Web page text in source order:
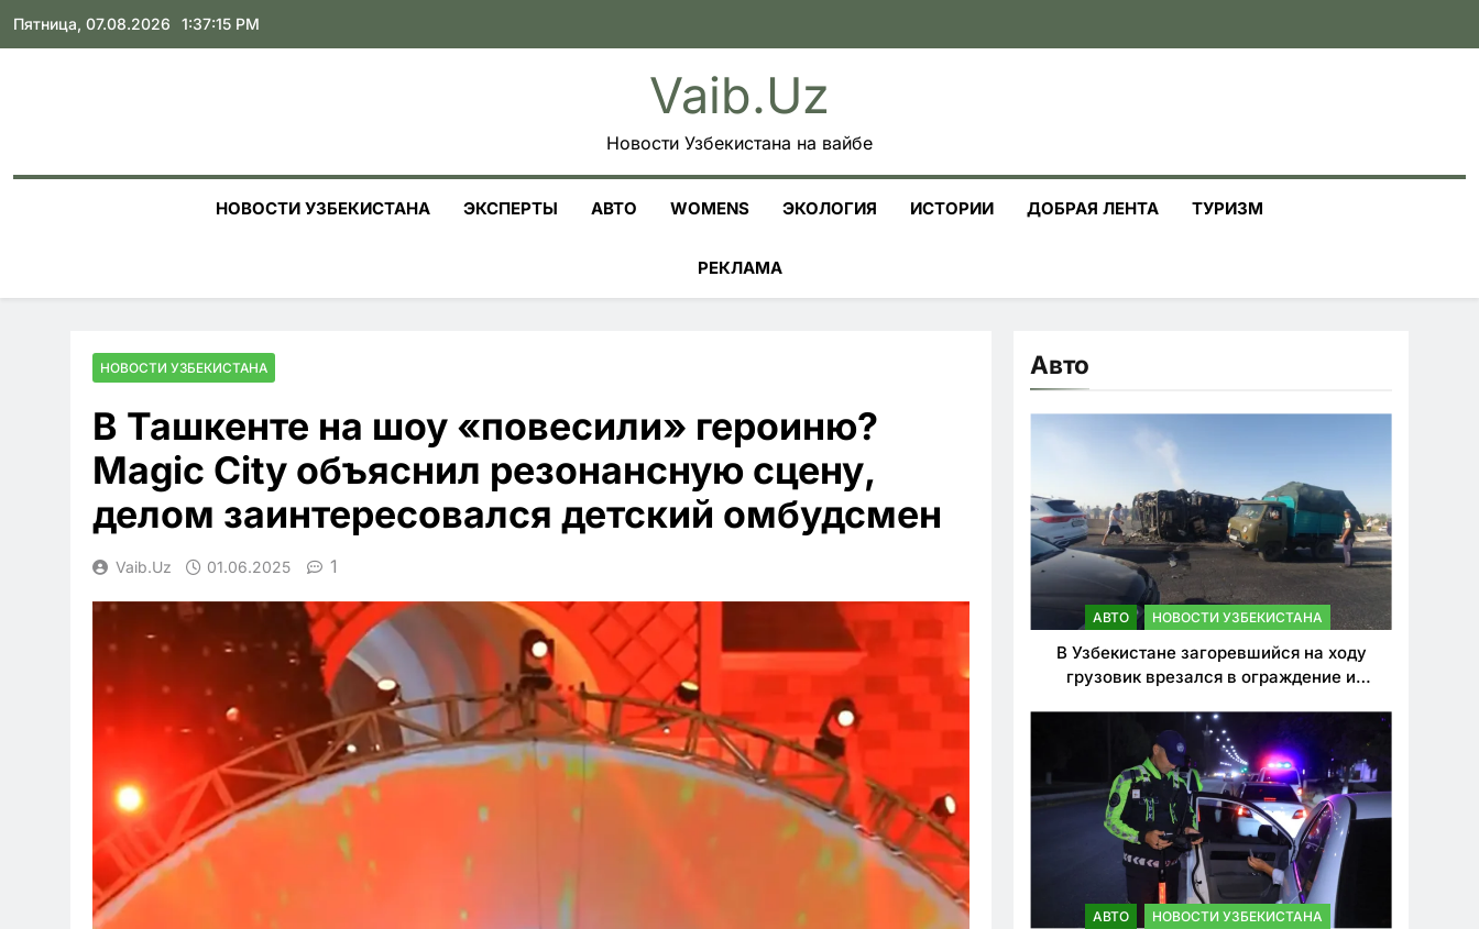
Skip
Пятница, 07.08.2026 1:37:16 PM
Vaib.uz
Новости Узбекистана на вайбе
НОВОСТИ УЗБЕКИСТАНА ЭКСПЕРТЫ АВТО WOMENS ЭКОЛОГИЯ ИСТОРИИ ДОБРАЯ ЛЕНТА ТУРИЗМ
РЕКЛАМА
НОВОСТИ УЗБЕКИСТАНА
В Ташкенте на шоу «повесили» героиню?
Magic City объяснил резонансную сцену,
делом заинтересовался детский омбудсмен
Vaib.uz 01.06.2025 1
Авто
АВТО НОВОСТИ УЗБЕКИСТАНА
В Узбекистане загоревшийся на ходу
грузовик врезался в ограждение и
АВТО НОВОСТИ УЗБЕКИСТАНА